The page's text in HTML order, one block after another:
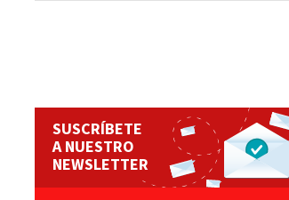
SUSCRÍBETE
A NUESTRO
NEWSLETTER